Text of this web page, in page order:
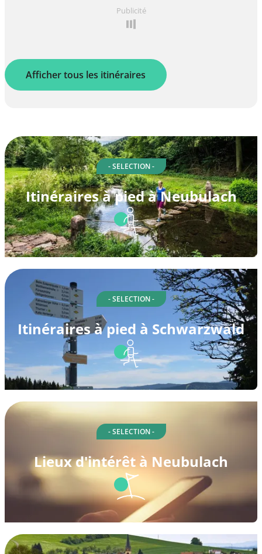
Publicité
Afficher tous les itinéraires
- SELECTION -
Itinéraires à pied à Neubulach
- SELECTION -
Itinéraires à pied à Schwarzwald
- SELECTION -
Lieux d'intérêt à Neubulach